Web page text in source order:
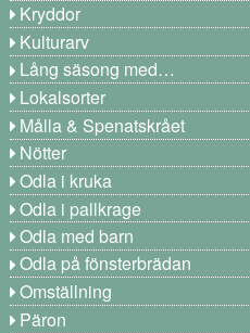
Kryddor
Kulturarv
Lång säsong med…
Lokalsorter
Målla & Spenatskrået
Nötter
Odla i kruka
Odla i pallkrage
Odla med barn
Odla på fönsterbrädan
Omställning
Päron